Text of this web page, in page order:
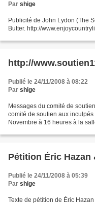
Par shige
Publicité de John Lydon (The
Butter. http://
http://
Publié le 24/11/2008 à 08:22
Par shige
Messages du comité de
comité de soutien aux
Novembre à 16 heures à la
Pétition Éric Hazan
Publié le 24/11/2008 à 05:39
Par shige
Texte de pétition de Éric